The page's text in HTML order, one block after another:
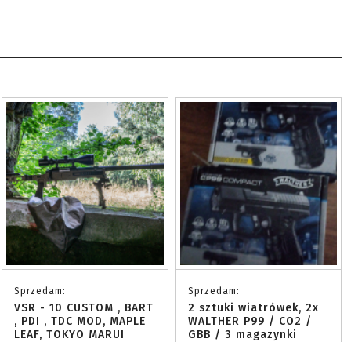
Sprzedam:
VSR - 10 CUSTOM , BART
, PDI , TDC MOD, MAPLE
LEAF, TOKYO MARUI
Sprzedam:
2 sztuki wiatrówek, 2x
WALTHER P99 / CO2 /
GBB / 3 magazynki